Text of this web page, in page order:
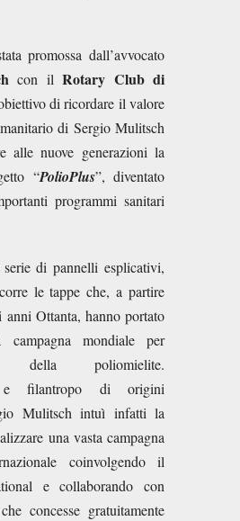
promossa dall’avvocato
con il Rotary Club di
di ricordare il valore
di Sergio Mulitsch
alle nuove generazioni la
“PolioPlus”, diventato
programmi sanitari
di pannelli esplicativi,
le tappe che, a partire
Ottanta, hanno portato
campagna mondiale per
della poliomielite.
e filantropo di origini
Mulitsch intuì infatti la
una vasta campagna
coinvolgendo il
e collaborando con
concesse gratuitamente